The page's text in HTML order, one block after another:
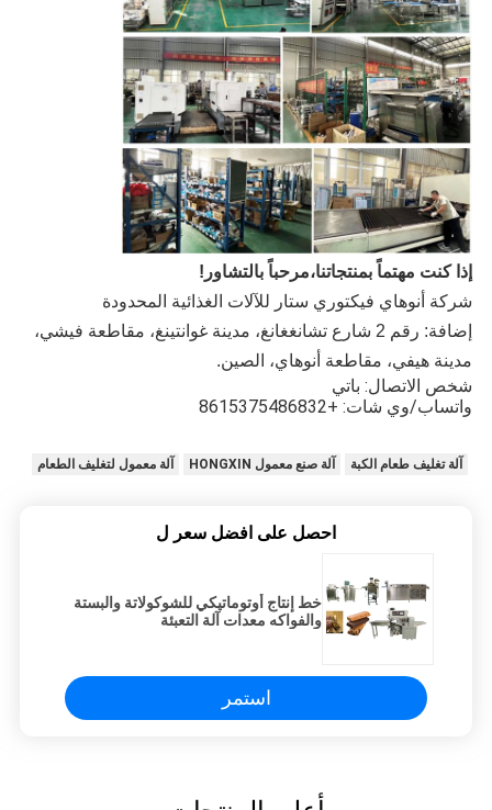
إذا كنت مهتماً بمنتجاتنا،مرحباً بالتشاور!
شركة أنوهاي فيكتوري ستار للآلات الغذائية المحدودة
إضافة: رقم 2 شارع تشانغغانغ، مدينة غوانتينغ، مقاطعة فيشي،
مدينة هيفي، مقاطعة أنوهاي، الصين.
شخص الاتصال: باتي
واتساب/وي شات: +8615375486832
آلة تغليف طعام الكبة آلة صنع معمول HONGXIN آلة معمول لتغليف الطعام
احصل على افضل سعر ل
خط إنتاج أوتوماتيكي للشوكولاتة والبستة
والفواكه معدات آلة التعبئة
استمر